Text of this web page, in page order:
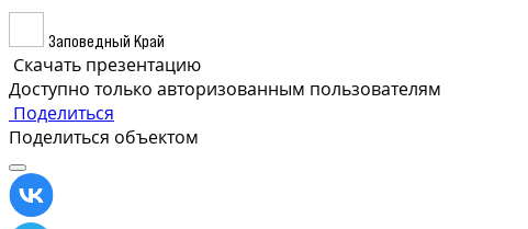
Заповедный Край
Скачать презентацию
Доступно только авторизованным пользователям
Поделиться
Поделиться объектом